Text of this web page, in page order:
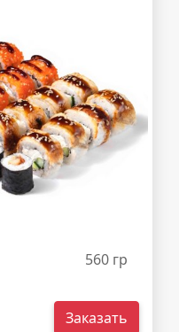
560 гр
Заказать